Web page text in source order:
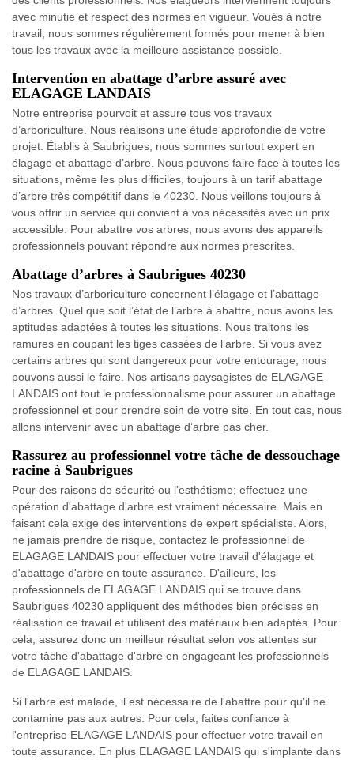
avec minutie et respect des normes en vigueur. Voués à notre
travail, nous sommes régulièrement formés pour mener à bien
tous les travaux avec la meilleure assistance possible.
Intervention en abattage d’arbre assuré avec
ELAGAGE LANDAIS
Notre entreprise pourvoit et assure tous vos travaux
d’arboriculture. Nous réalisons une étude approfondie de votre
projet. Établis à Saubrigues, nous sommes surtout expert en
élagage et abattage d’arbre. Nous pouvons faire face à toutes les
situations, même les plus difficiles, toujours à un tarif abattage
d’arbre très compétitif dans le 40230. Nous veillons toujours à
vous offrir un service qui convient à vos nécessités avec un prix
accessible. Pour abattre vos arbres, nous avons des appareils
professionnels pouvant répondre aux normes prescrites.
Abattage d’arbres à Saubrigues 40230
Nos travaux d’arboriculture concernent l’élagage et l’abattage
d’arbres. Quel que soit l’état de l’arbre à abattre, nous avons les
aptitudes adaptées à toutes les situations. Nous traitons les
ramures en coupant les tiges cassées de l’arbre. Si vous avez
certains arbres qui sont dangereux pour votre entourage, nous
pouvons aussi le faire. Nos artisans paysagistes de ELAGAGE
LANDAIS ont tout le professionnalisme pour assurer un abattage
professionnel et pour prendre soin de votre site. En tout cas, nous
allons intervenir avec un abattage d’arbre pas cher.
Rassurez au professionnel votre tâche de dessouchage
racine à Saubrigues
Pour des raisons de sécurité ou l'esthétisme; effectuez une
opération d'abattage d'arbre est vraiment nécessaire. Mais en
faisant cela exige des interventions de expert spécialiste. Alors,
ne jamais prendre de risque, contactez le professionnel de
ELAGAGE LANDAIS pour effectuer votre travail d'élagage et
d'abattage d'arbre en toute assurance. D'ailleurs, les
professionnels de ELAGAGE LANDAIS qui se trouve dans
Saubrigues 40230 appliquent des méthodes bien précises en
réalisation ce travail et utilisent des matériaux bien adaptés. Pour
cela, assurez donc un meilleur résultat selon vos attentes sur
votre tâche d'abattage d'arbre en engageant les professionnels
de ELAGAGE LANDAIS.
Si l'arbre est malade, il est nécessaire de l'abattre pour qu'il ne
contamine pas aux autres. Pour cela, faites confiance à
l'entreprise ELAGAGE LANDAIS pour effectuer votre travail en
toute assurance. En plus ELAGAGE LANDAIS qui s'implante dans